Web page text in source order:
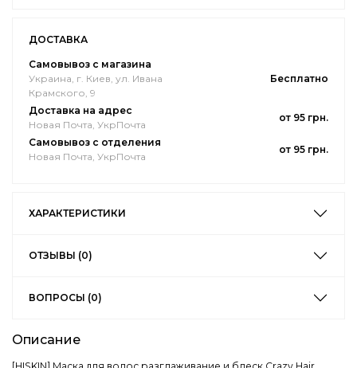
ДОСТАВКА
Самовывоз с магазина
Украина, г. Киев, ул. Ивана
Крамского, 9
Бесплатно
Доставка на адрес
Новая Почта, УкрПочта
от 95 грн.
Самовывоз с отделения
Новая Почта, УкрПочта
от 95 грн.
ХАРАКТЕРИСТИКИ
ОТЗЫВЫ (0)
ВОПРОСЫ (0)
Описание